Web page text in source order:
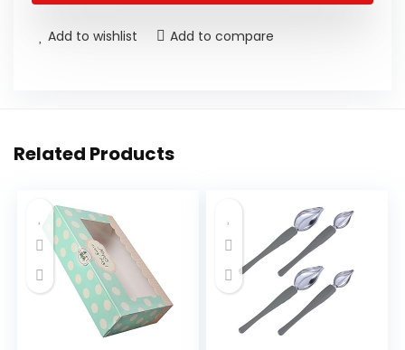
Add to wishlist Add to compare
Related Products